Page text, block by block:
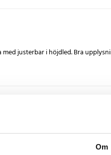
Om
justerbar i höjdled. Bra